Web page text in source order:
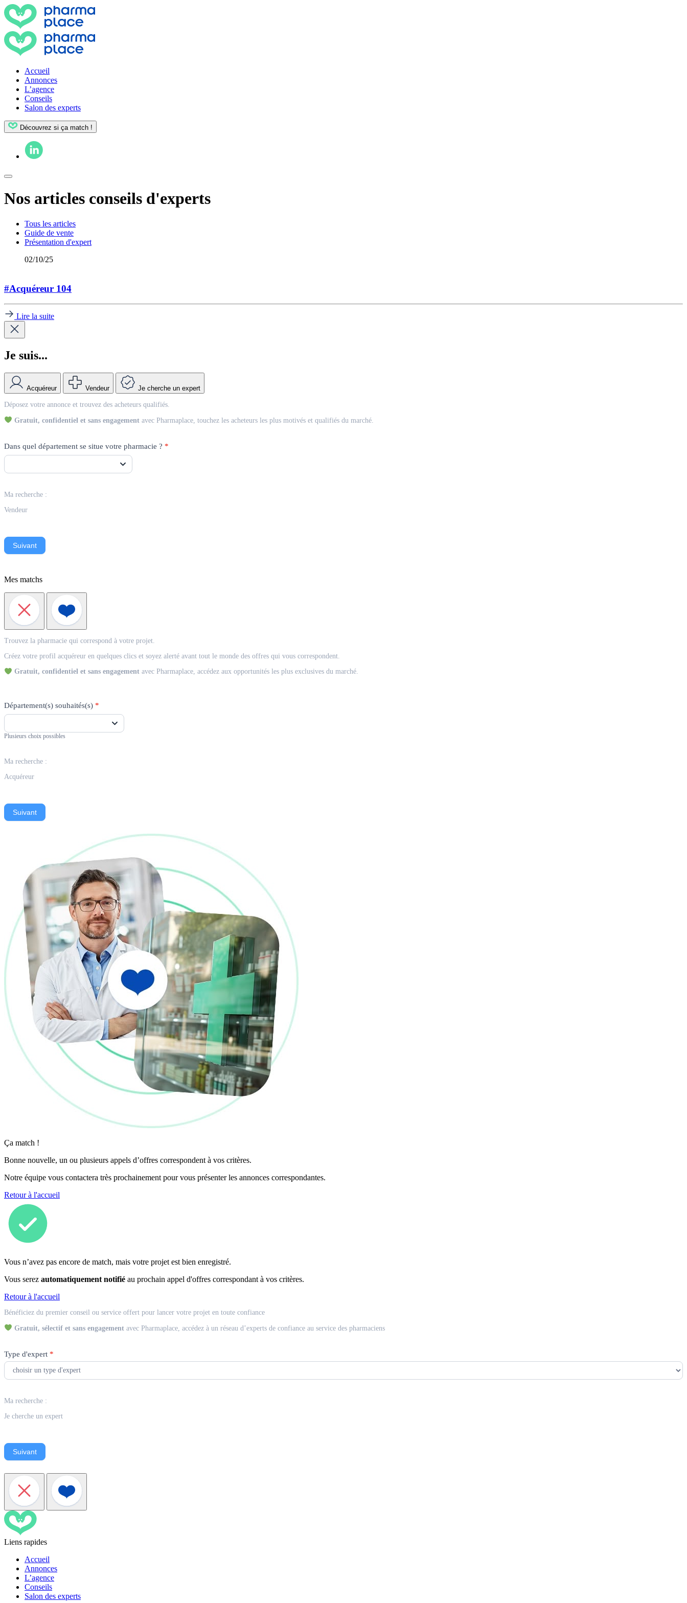
Accueil
Annonces
L’agence
Conseils
Salon des experts
Découvrez si ça match !
Nos articles conseils d'experts
Tous les articles
Guide de vente
Présentation d'expert
02/10/25
#Acquéreur 104
Lire la suite
Je suis...
Acquéreur Vendeur Je cherche un expert
Vendeur
Déposez votre annonce et trouvez des acheteurs qualifiés.
Gratuit, confidentiel et sans engagement avec Pharmaplace, touchez les acheteurs les plus motivés et qualifiés du marché.
Dans quel département se situe votre pharmacie ? *
Ma recherche :
Vendeur
Suivant
Mes matchs
Acquéreur
Trouvez la pharmacie qui correspond à votre projet.
Créez votre profil acquéreur en quelques clics et soyez alerté avant tout le monde des offres qui vous correspondent.
Gratuit, confidentiel et sans engagementavec Pharmaplace, accédez aux opportunités les plus exclusives du marché.
Département(s) souhaités(s) *
Plusieurs choix possibles
Ma recherche :
Acquéreur
Suivant
Ça match !
Bonne nouvelle, un ou plusieurs appels d’offres correspondent à vos critères.
Notre équipe vous contactera très prochainement pour vous présenter les annonces correspondantes.
Retour à l'accueil
Vous n’avez pas encore de match, mais votre projet est bien enregistré.
Vous serez automatiquement notifié au prochain appel d'offres correspondant à vos critères.
Retour à l'accueil
Expert
Bénéficiez du premier conseil ou service offert pour lancer votre projet en toute confiance
Gratuit, sélectif et sans engagementavec Pharmaplace, accédez à un réseau d’experts de confiance au service des pharmaciens
Type d'expert *
Ma recherche :
Je cherche un expert
Suivant
Liens rapides
Accueil
Annonces
L’agence
Conseils
Salon des experts